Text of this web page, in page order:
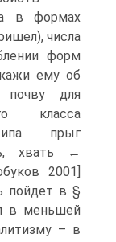
в формах
числа
форм
ему об
для
клас­са
прыг
хвать ←
2001]
пойдет в §
в меньшей
– в